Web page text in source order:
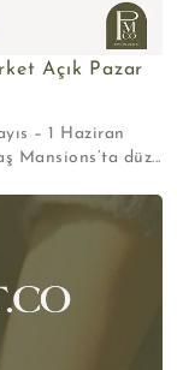
Açık Pazar
– 1 Haziran
Mansions’ta düz...